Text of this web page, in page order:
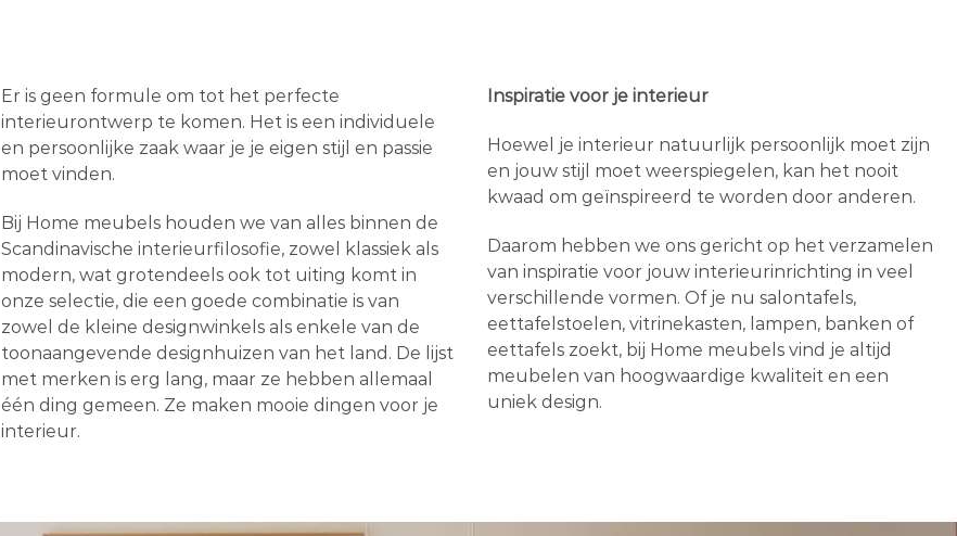
Er is geen formule om tot het perfecte
interieurontwerp te komen. Het is een individuele
en persoonlijke zaak waar je je eigen stijl en passie
moet vinden.
Bij Home meubels houden we van alles binnen de
Scandinavische interieurfilosofie, zowel klassiek als
modern, wat grotendeels ook tot uiting komt in
onze selectie, die een goede combinatie is van
zowel de kleine designwinkels als enkele van de
toonaangevende designhuizen van het land. De lijst
met merken is erg lang, maar ze hebben allemaal
één ding gemeen. Ze maken mooie dingen voor je
interieur.
Inspiratie voor je interieur
Hoewel je interieur natuurlijk persoonlijk moet zijn
en jouw stijl moet weerspiegelen, kan het nooit
kwaad om geïnspireerd te worden door anderen.
Daarom hebben we ons gericht op het verzamelen
van inspiratie voor jouw interieurinrichting in veel
verschillende vormen. Of je nu salontafels,
eettafelstoelen, vitrinekasten, lampen, banken of
eettafels zoekt, bij Home meubels vind je altijd
meubelen van hoogwaardige kwaliteit en een
uniek design.